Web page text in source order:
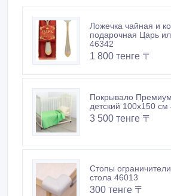
Ложечка чайная и
подарочная Царь
46342
1 800 тенге 〒
Покрывало
детский 100х150 см
3 500 тенге 〒
Стопы
стола 46013
300 тенге 〒